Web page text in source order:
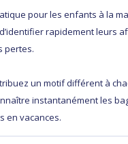
pour les enfants à la
rapidement leurs
pertes.
un motif différent à
instantanément les
en vacances.